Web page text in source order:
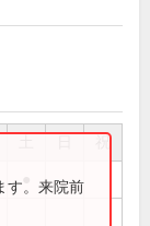
祝
す。来院前